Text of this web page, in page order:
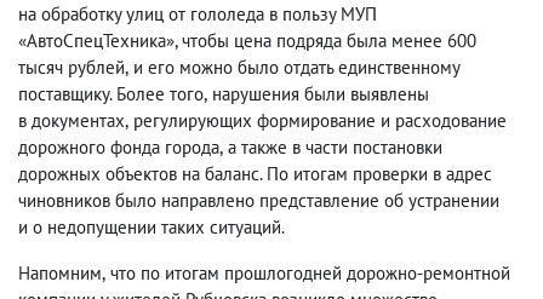
на обработку улиц от гололеда в пользу МУП
«АвтоСпецТехника», чтобы цена подряда была менее 600
тысяч рублей, и его можно было отдать единственному
поставщику. Более того, нарушения были выявлены
в документах, регулирующих формирование и расходование
дорожного фонда города, а также в части постановки
дорожных объектов на баланс. По итогам проверки в адрес
чиновников было направлено представление об устранении
и о недопущении таких ситуаций.
Напомним, что по итогам прошлогодней дорожно-ремонтной